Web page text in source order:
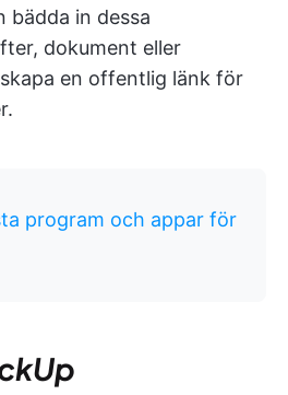
bädda in dessa
dokument eller
en offentlig länk för
program och appar för